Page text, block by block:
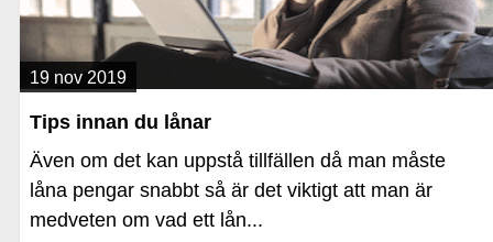
19 nov 2019
Tips innan du lånar
Även om det kan uppstå tillfällen då man måste
låna pengar snabbt så är det viktigt att man är
medveten om vad ett lån...